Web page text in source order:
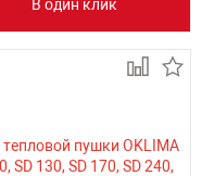
В один клик